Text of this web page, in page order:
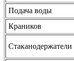
Подача воды
Краников
Стаканодержатели